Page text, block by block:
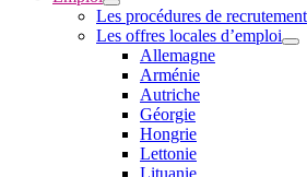
Les procédures de recrutement
Les offres locales d’emploi
Allemagne
Arménie
Autriche
Géorgie
Hongrie
Lettonie
Lituanie